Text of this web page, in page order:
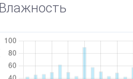
Влажность